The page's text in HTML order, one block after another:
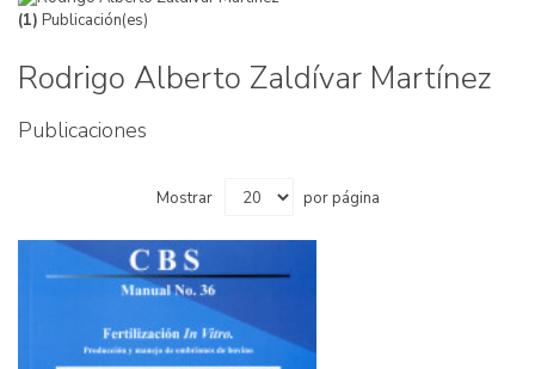
(1) Publicación(es)
Rodrigo Alberto Zaldívar Martínez
Publicaciones
Mostrar por página